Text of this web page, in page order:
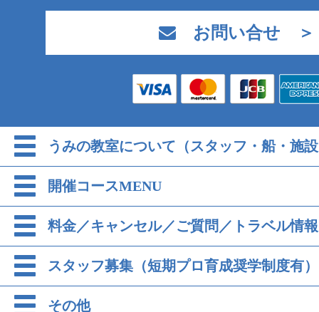
お問い合せ ＞
うみの教室について（スタッフ・船・施
開催コースMENU
料金／キャンセル／ご質問／トラベル情報
スタッフ募集（短期プロ育成奨学制度有）
その他